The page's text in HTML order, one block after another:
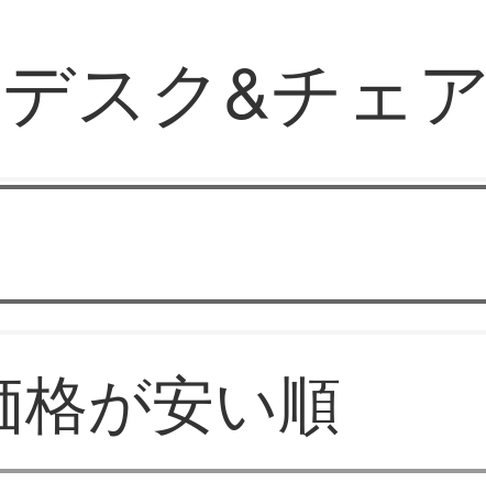
ァッション家具販売店
デスク&チェア
格が安い順